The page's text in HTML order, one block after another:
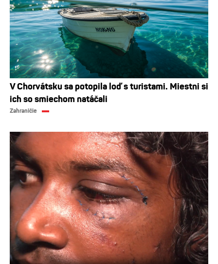
V Chorvátsku sa potopila loď s turistami. Miestni si
ich so smiechom natáčali
Zahraničie